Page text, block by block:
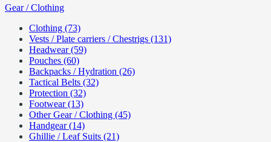
Gear / Clothing
Clothing (73)
Vests / Plate carriers / Chestrigs (131)
Headwear (59)
Pouches (60)
Backpacks / Hydration (26)
Tactical Belts (32)
Protection (32)
Footwear (13)
Other Gear / Clothing (45)
Handgear (14)
Ghillie / Leaf Suits (21)